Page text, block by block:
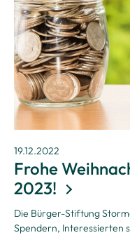
19.12.2022
Frohe
2023!
Die Bürger-Stiftung
Spendern, Interessierten